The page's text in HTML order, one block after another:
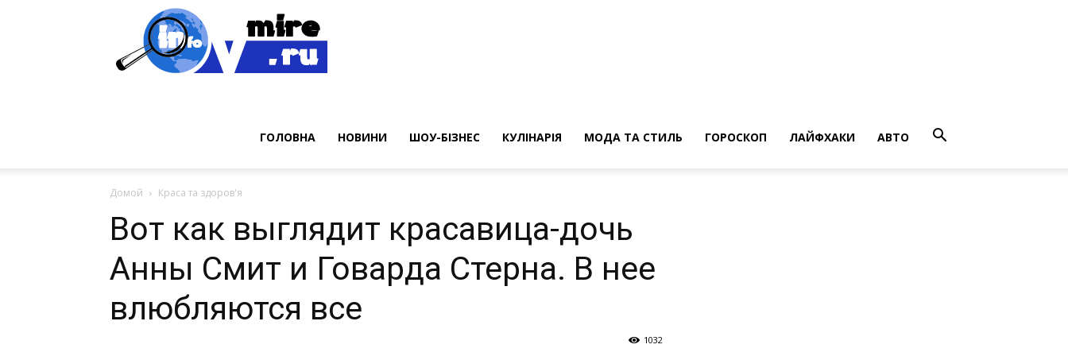
ГОЛОВНА НОВИНИ ШОУ-БІЗНЕС КУЛІНАРІЯ МОДА ТА СТИЛЬ ГОРОСКОП ЛАЙФХАКИ АВТО
Домой Краса та здоров'я
Вот как выглядит красавица-дочь
Анны Смит и Говарда Стерна. В нее
влюбляются все
1032